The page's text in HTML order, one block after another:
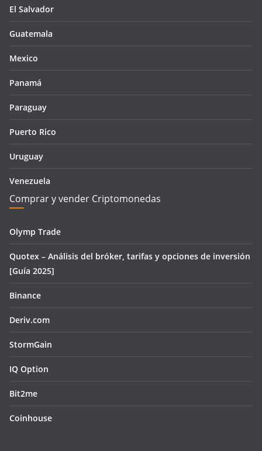
El Salvador
Guatemala
Mexico
Panamá
Paraguay
Puerto Rico
Uruguay
Venezuela
Comprar y vender Criptomonedas
Olymp Trade
Quotex – Análisis del bróker, tarifas y opciones de inversión
[Guía 2025]
Binance
Deriv.com
StormGain
IQ Option
Bit2me
Coinhouse